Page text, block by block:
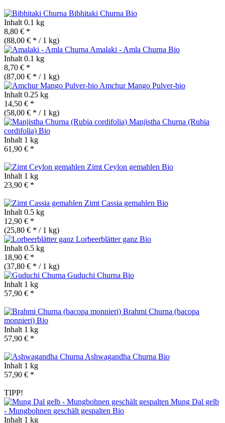
Bibhitaki Churna Bio
Inhalt 0.1 kg
8,80 € *
(88,00 € * / 1 kg)
Amalaki - Amla Churna Bio
Inhalt 0.1 kg
8,70 € *
(87,00 € * / 1 kg)
Amchur Mango Pulver-bio
Inhalt 0.25 kg
14,50 € *
(58,00 € * / 1 kg)
Manjistha Churna (Rubia
cordifolia) Bio
Inhalt 1 kg
61,90 € *
Zimt Ceylon gemahlen Bio
Inhalt 1 kg
23,90 € *
Zimt Cassia gemahlen Bio
Inhalt 0.5 kg
12,90 € *
(25,80 € * / 1 kg)
Lorbeerblätter ganz Bio
Inhalt 0.5 kg
18,90 € *
(37,80 € * / 1 kg)
Guduchi Churna Bio
Inhalt 1 kg
57,90 € *
Brahmi Churna (bacopa
monnieri) Bio
Inhalt 1 kg
57,90 € *
Ashwagandha Churna Bio
Inhalt 1 kg
57,90 € *
TIPP!
Mung Dal gelb
- Mungbohnen geschält gespalten Bio
Inhalt 1 kg